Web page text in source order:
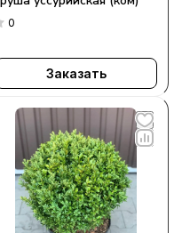
0
Заказать